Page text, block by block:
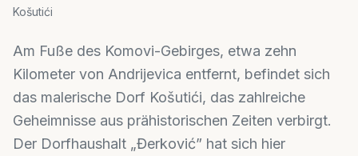
Košutići
Am Fuße des Komovi-Gebirges, etwa zehn
Kilometer von Andrijevica entfernt, befindet sich
das malerische Dorf Košutići, das zahlreiche
Geheimnisse aus prähistorischen Zeiten verbirgt.
Der Dorfhaushalt „Đerković” hat sich hier